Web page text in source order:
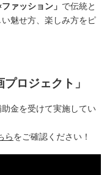
ファッション」 で伝統と
魅せ方、楽しみ方をピ
ロジェクト」
金を受けて実施してい
らをご確認ください！